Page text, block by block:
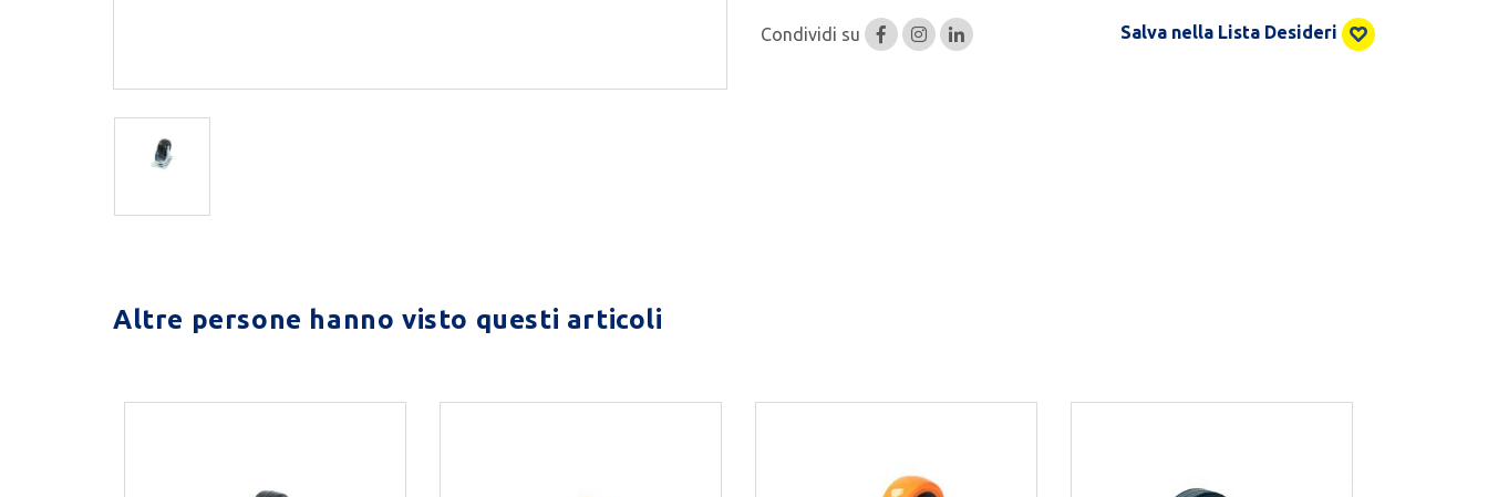
Condividi su Salva nella Lista Desideri
Altre persone hanno visto questi articoli